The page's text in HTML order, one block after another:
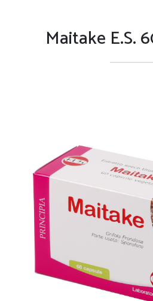
Maitake E.S.